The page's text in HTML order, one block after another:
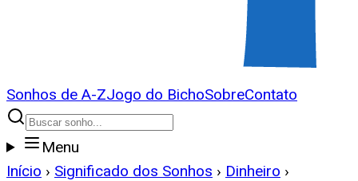
Sonhos de A-ZJogo do BichoSobreContato
Menu
Início › Significado dos Sonhos › Dinheiro ›